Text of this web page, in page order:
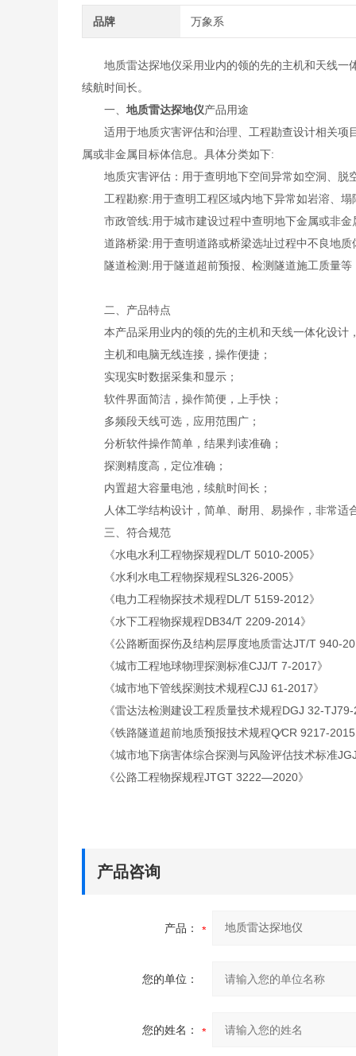
品牌 万象系
地质雷达探地仪采用业内的领的先的主机和天线
续航时间长。
一、 地质雷达探地仪产品用途
适用于地质灾害评估和治理、工程勘查设计相关项
属或非金属目标体信息。具体分类如下:
地质灾害评估：用于查明地下空间异常如空洞、脱
工程勘察:用于查明工程区域内地下异常如岩溶、塌
市政管线:用于城市建设过程中查明地下金属或非金
道路桥梁:用于查明道路或桥梁选址过程中不良地质
隧道检测:用于隧道超前预报、检测隧道施工质量等
二、产品特点
本产品采用业内的领的先的主机和天线一体化设计
主机和电脑无线连接，操作便捷；
实现实时数据采集和显示；
软件界面简洁，操作简便，上手快；
多频段天线可选，应用范围广；
分析软件操作简单，结果判读准确；
探测精度高，定位准确；
内置超大容量电池，续航时间长；
人体工学结构设计，简单、耐用、易操作，非常适
三、符合规范
《水电水利工程物探规程DL/T 5010-2005》
《水利水电工程物探规程SL326-2005》
《电力工程物探技术规程DL/T 5159-2012》
《水下工程物探规程DB34/T 2209-2014》
《公路断面探伤及结构层厚度地质雷达JT/T 940-
《城市工程地球物理探测标准CJJ/T 7-2017》
《城市地下管线探测技术规程CJJ 61-2017》
《雷达法检测建设工程质量技术规程DGJ 32-TJ79-
《铁路隧道超前地质预报技术规程Q∕CR 9217-
《城市地下病害体综合探测与风险评估技术标准
《公路工程物探规程JTGT 3222—2020》
产品咨询
产品：
您的单位：
您的姓名：